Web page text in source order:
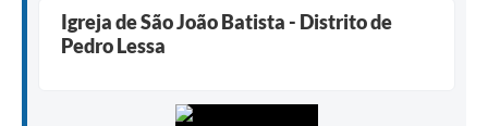
Igreja de São João Batista - Distrito de
Pedro Lessa